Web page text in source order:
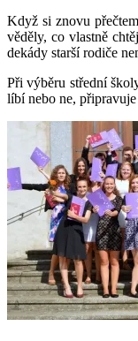
Když si znovu
věděly, co vlastně
dekády starší rodiče
Při výběru střední
líbí nebo ne,